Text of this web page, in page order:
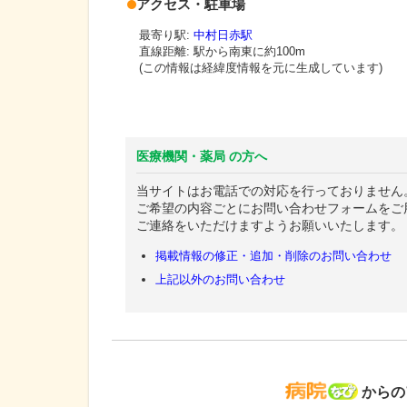
アクセス・駐車場
最寄り駅: 中村日赤駅
直線距離: 駅から南東に約100m
(この情報は経緯度情報を元に生成しています)
医療機関・薬局 の方へ
当サイトはお電話での対応を行っておりません
ご希望の内容ごとにお問い合わせフォームを
ご連絡をいただけますようお願いいたします。
掲載情報の修正・追加・削除のお問い合わせ
上記以外のお問い合わせ
病院な
から